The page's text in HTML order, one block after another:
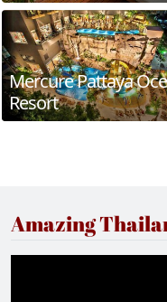
Mercure Pattaya
Resort
Amazing